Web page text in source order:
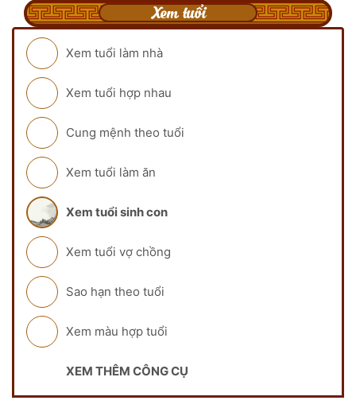
Xem tuổi
Xem tuổi làm nhà
Xem tuổi hợp nhau
Cung mệnh theo tuổi
Xem tuổi làm ăn
Xem tuổi sinh con
Xem tuổi vợ chồng
Sao hạn theo tuổi
Xem màu hợp tuổi
XEM THÊM CÔNG CỤ